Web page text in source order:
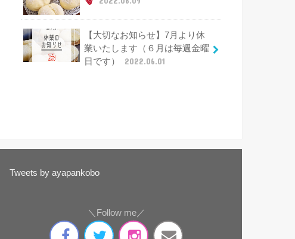
【大切なお知らせ】7月より休
業いたします（６月は毎週金曜
日です）
2022.06.01
Tweets by ayapankobo
＼Follow me／